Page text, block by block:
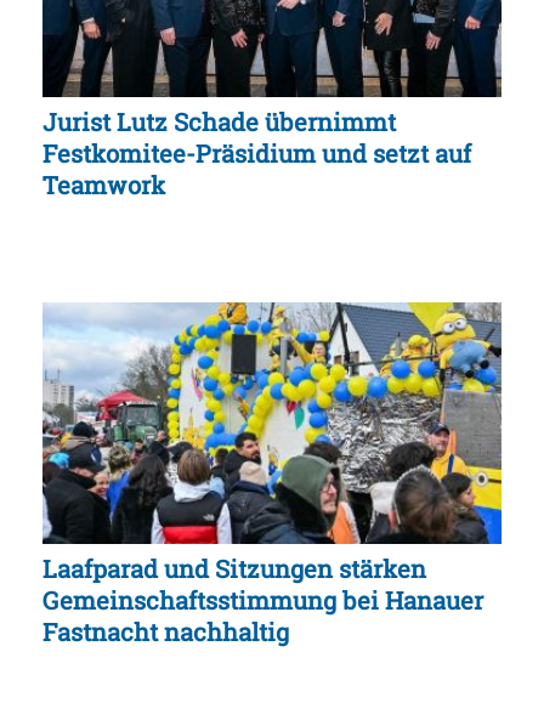
Jurist Lutz Schade übernimmt
Festkomitee-Präsidium und setzt auf
Teamwork
Laafparad und Sitzungen stärken
Gemeinschaftsstimmung bei Hanauer
Fastnacht nachhaltig